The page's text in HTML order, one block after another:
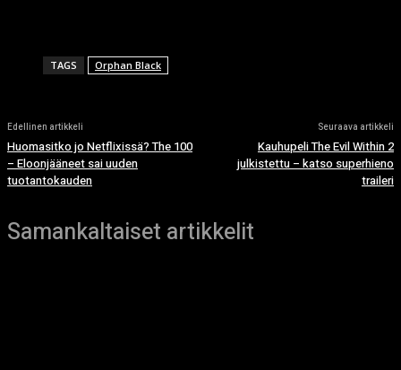
TAGS Orphan Black
Edellinen artikkeli
Huomasitko jo Netflixissä? The 100
– Eloonjääneet sai uuden
tuotantokauden
Seuraava artikkeli
Kauhupeli The Evil Within 2
julkistettu – katso superhieno
traileri
Samankaltaiset artikkelit